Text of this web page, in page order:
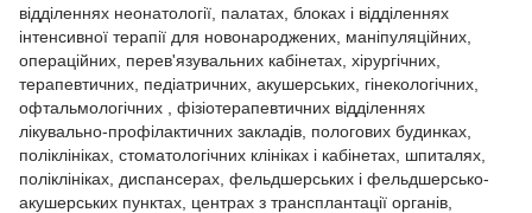
відділеннях неонатології, палатах, блоках і відділеннях
інтенсивної терапії для новонароджених, маніпуляційних,
операційних, перев'язувальних кабінетах, хірургічних,
терапевтичних, педіатричних, акушерських, гінекологічних,
офтальмологічних , фізіотерапевтичних відділеннях
лікувально-профілактичних закладів, пологових будинках,
поліклініках, стоматологічних клініках і кабінетах, шпиталях,
поліклініках, диспансерах, фельдшерських і фельдшерсько-
акушерських пунктах, центрах з трансплантації органів,